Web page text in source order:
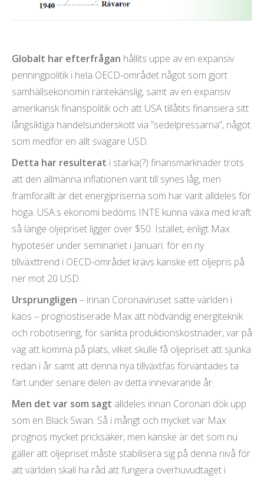
Globalt har efterfrågan hållits uppe av en expansiv
penningpolitik i hela OECD-området något som gjort
samhällsekonomin räntekänslig, samt av en expansiv
amerikansk finanspolitik och att USA tillåtits finansiera sitt
långsiktiga handelsunderskott via ”sedelpressarna”, något
som medför en allt svagare USD.
Detta har resulterat i starka(?) finansmarknader trots
att den allmänna inflationen varit till synes låg, men
framförallt är det energipriserna som har varit alldeles för
höga. USA:s ekonomi bedöms INTE kunna växa med kraft
så länge oljepriset ligger över $50. Istället, enligt Max
hypoteser under seminariet i Januari: för en ny
tillväxttrend i OECD-området krävs kanske ett oljepris på
ner mot 20 USD.
Ursprungligen – innan Coronaviruset satte världen i
kaos – prognostiserade Max att nödvändig energiteknik
och robotisering, för sänkta produktionskostnader, var på
väg att komma på plats, vilket skulle få oljepriset att sjunka
redan i år samt att denna nya tillväxtfas förväntades ta
fart under senare delen av detta innevarande år.
Men det var som sagt alldeles innan Coronan dök upp
som en Black Swan. Så i mångt och mycket var Max
prognos mycket pricksäker, men kanske är det som nu
gäller att oljepriset måste stabilisera sig på denna nivå för
att världen skall ha råd att fungera överhuvudtaget i